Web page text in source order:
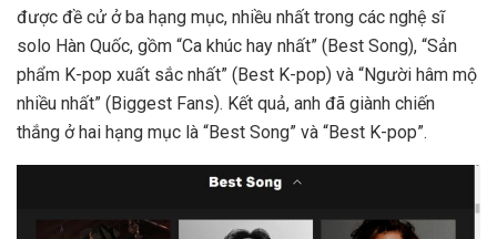
được đề cử ở ba hạng mục, nhiều nhất trong các nghệ sĩ
solo Hàn Quốc, gồm “Ca khúc hay nhất” (Best Song), “Sản
phẩm K-pop xuất sắc nhất” (Best K-pop) và “Người hâm mộ
nhiều nhất” (Biggest Fans). Kết quả, anh đã giành chiến
thắng ở hai hạng mục là “Best Song” và “Best K-pop”.